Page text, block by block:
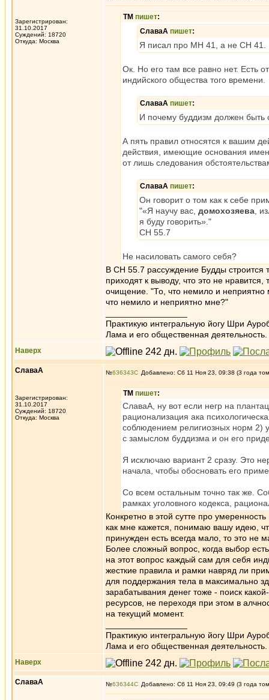
Зарегистрирован:
31.10.2017
Суждений: 18720
Откуда: Москва
ТМ пишет:
СлаваА пишет:
Я писал про МН 41, а не СН 41.
Ок. Но его там все равно нет. Есть
индийского общества того времени.
СлаваА пишет:
И почему буддизм должен
А пять правил относятся к вашим
действия, имеющие основания
от лишь следования
СлаваА пишет:
Он говорит о том как к себе
"«Я научу вас, домохозяева ,
я буду говорить»."
СН 55.7
Не насиловать самого себя?
В СН 55.7 рассуждение Будды строится
приходят к выводу, что это не нравится,
очищение. "То, что немило и неприятно
что немило и неприятно мне?"
Практикую интегральную йогу Шри
Лама и его общественная деятельность.
Наверх
СлаваА
Зарегистрирован:
31.10.2017
Суждений: 18720
Откуда: Москва
№636343 Добавлено: Сб 11 Ноя 23, 09:38 (3 года
ТМ пишет:
СлаваА, ну вот если негр на
рационализация ака
соблюдением религиозных норм 2) у
с замыслом буддизма и он его
Я исключаю вариант 2 сразу. Это
начала, чтобы обосновать его
Со всем остальным точно так же.
рамках уголовного кодекса,
Конкретно в этой сутте про
как мне кажется, понимаю вашу идею,
принужден есть всегда мало, то это не
Более сложный вопрос, когда выбор
на этот вопрос каждый сам для себя
жесткие правила и рамки навряд ли
для поддержания тела в максимально
зарабатывания денег тоже - поиск
ресурсов, не переходя при этом в
на текущий момент.
Практикую интегральную йогу Шри
Лама и его общественная деятельность.
Наверх
СлаваА №636344 Добавлено: Сб 11 Ноя 23, 09:49 (3 года